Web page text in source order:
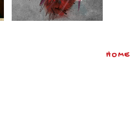
HOME